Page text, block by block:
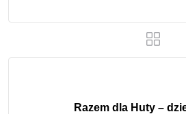
Razem dla Huty –